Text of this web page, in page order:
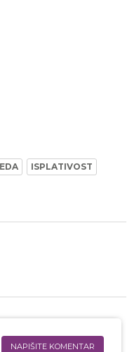
ISPLATIVOST
NAPIŠITE KOMENTAR